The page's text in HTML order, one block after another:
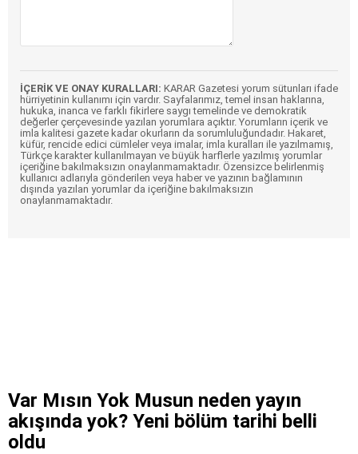
İÇERİK VE ONAY KURALLARI: KARAR Gazetesi yorum sütunları ifade
hürriyetinin kullanımı için vardır. Sayfalarımız, temel insan haklarına,
hukuka, inanca ve farklı fikirlere saygı temelinde ve demokratik
değerler çerçevesinde yazılan yorumlara açıktır. Yorumların içerik ve
imla kalitesi gazete kadar okurların da sorumluluğundadır. Hakaret,
küfür, rencide edici cümleler veya imalar, imla kuralları ile yazılmamış,
Türkçe karakter kullanılmayan ve büyük harflerle yazılmış yorumlar
içeriğine bakılmaksızın onaylanmamaktadır. Özensizce belirlenmiş
kullanıcı adlarıyla gönderilen veya haber ve yazının bağlamının
dışında yazılan yorumlar da içeriğine bakılmaksızın
onaylanmamaktadır.
Var Mısın Yok Musun neden yayın
akışında yok? Yeni bölüm tarihi belli
oldu